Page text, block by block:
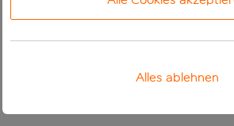
Alles ablehnen